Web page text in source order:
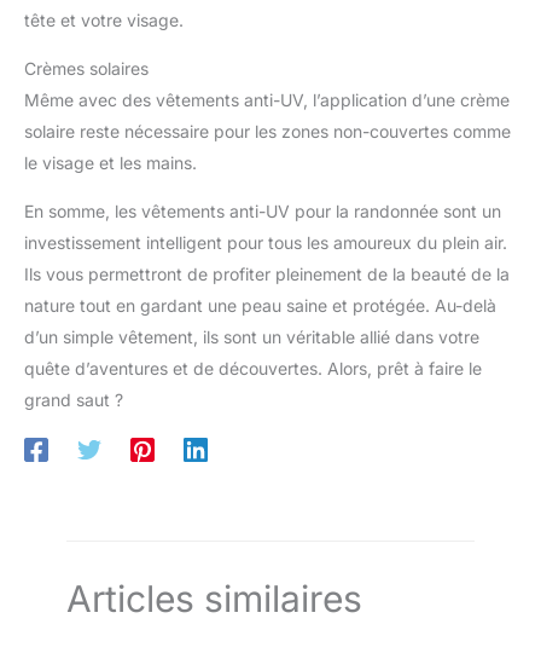
tête et votre visage.
Crèmes solaires
Même avec des vêtements anti-UV, l’application d’une crème
solaire reste nécessaire pour les zones non-couvertes comme
le visage et les mains.
En somme, les vêtements anti-UV pour la randonnée sont un
investissement intelligent pour tous les amoureux du plein air.
Ils vous permettront de profiter pleinement de la beauté de la
nature tout en gardant une peau saine et protégée. Au-delà
d’un simple vêtement, ils sont un véritable allié dans votre
quête d’aventures et de découvertes. Alors, prêt à faire le
grand saut ?
Articles similaires